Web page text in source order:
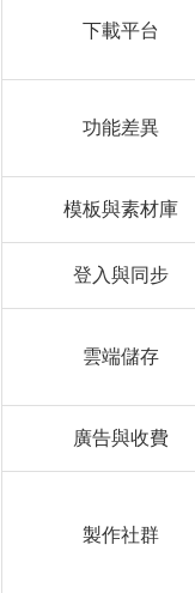
下載平台
功能差異
模板與素材庫
登入與同步
雲端儲存
廣告與收費
製作社群